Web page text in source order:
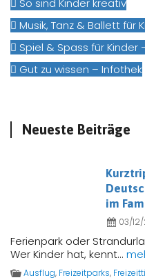
So sind Kinder kreativ
Musik, Tanz & Ballett für
Spiel & Spass für Kinder
Gut zu wissen – Infothek
Neueste Beiträge
im
03/
Ferienpark oder
Wer Kinder hat, kennt...
Ausflug, Freizeitparks,